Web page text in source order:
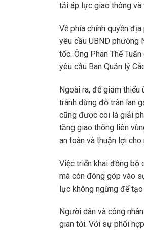
tải áp lực giao thông và
Về phía chính quyền
yêu cầu UBND phường
tốc. Ông Phan Thế
yêu cầu Ban Quản lý
Ngoài ra, để giảm thiểu
tránh dừng đỗ tràn lan
cũng được coi là giải
tầng giao thông liên
an toàn và thuận lợi
Việc triển khai đồng bộ
mà còn đóng góp vào
lực không ngừng để
Người dân và công
gian tới. Với sự phối